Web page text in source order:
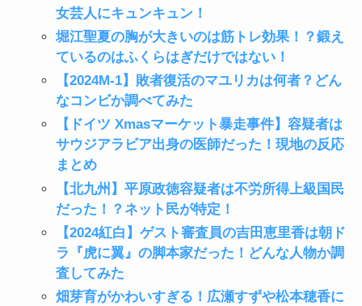
女芸人にキュンキュン！
堀江聖夏の胸が大きいのは筋トレ効果！？鍛え
ているのはふくらはぎだけではない！
【2024M-1】敗者復活のマユリカは何者？どん
なコンビか調べてみた
【ドイツ Xmasマーケット暴走事件】容疑者は
サウジアラビア出身の医師だった！現地の反応
まとめ
【北九州】平原政徳容疑者は不労所得上級国民
だった！？ネット民が特定！
【2024紅白】ゲスト審査員の吉田恵里香は朝ド
ラ『虎に翼』の脚本家だった！どんな人物か調
査してみた
畑芽育がかわいすぎる！広瀬すずや松本穂香に